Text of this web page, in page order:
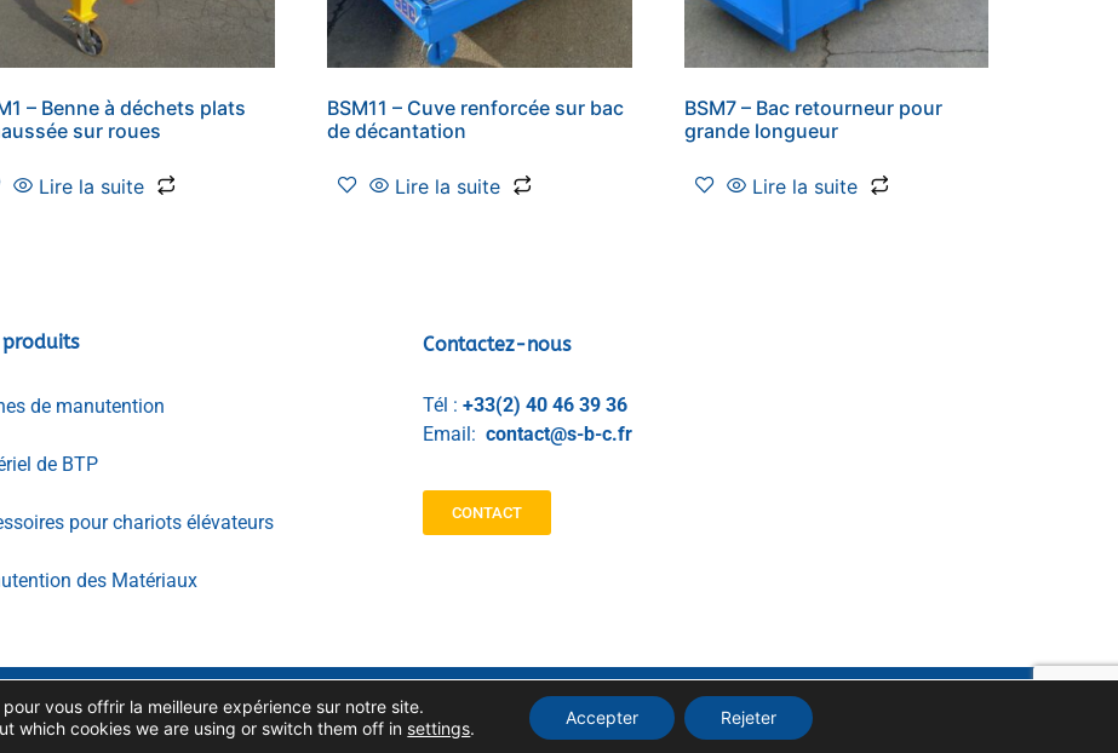
– Benne à déchets plats
sur roues
Lire la suite
BSM11 – Cuve renforcée sur bac
de décantation
Lire la suite
BSM7 – Bac retourneur pour
grande longueur
Lire la suite
produits
de manutention
de BTP
pour chariots élévateurs
des Matériaux
Contactez-nous
Tél : +33(2) 40 46 39 36
Email: contact@s-b-c.fr
CONTACT
GESTION DES DONNÉES
PERSONNELLES
MENTIONS LEGALES GÉRER MES COOKIES
vous offrir la meilleure expérience sur notre site.
which cookies we are using or switch them off in settings.
Accepter Rejeter